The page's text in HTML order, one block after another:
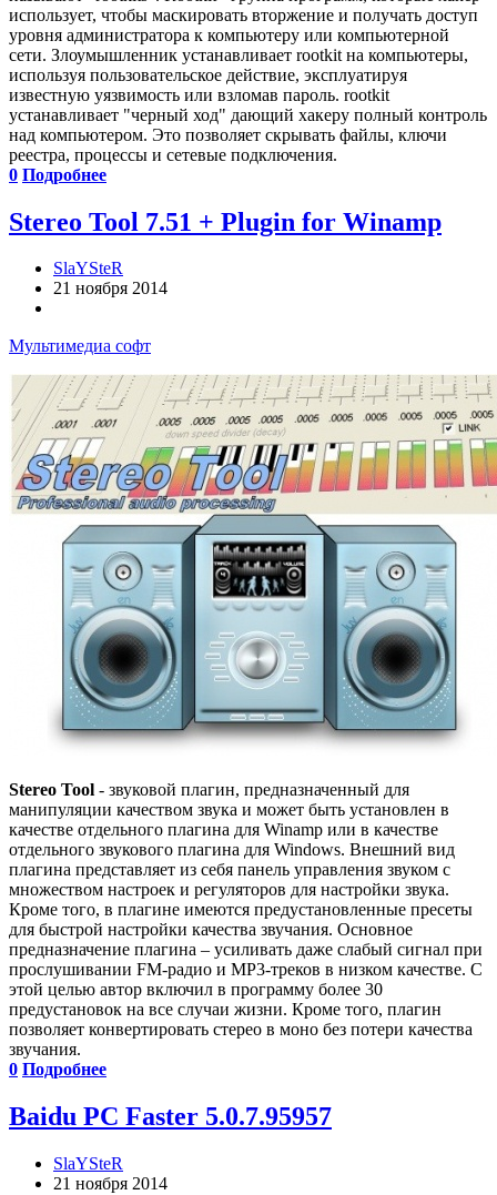
использует, чтобы маскировать вторжение и получать доступ
уровня администратора к компьютеру или компьютерной
сети. Злоумышленник устанавливает rootkit на компьютеры,
используя пользовательское действие, эксплуатируя
известную уязвимость или взломав пароль. rootkit
устанавливает "черный ход" дающий хакеру полный контроль
над компьютером. Это позволяет скрывать файлы, ключи
реестра, процессы и сетевые подключения.
0 Подробнее
Stereo Tool 7.51 + Plugin for Winamp
SlaYSteR
21 ноября 2014
Мультимедиа софт
Stereo Tool - звуковой плагин, предназначенный для
манипуляции качеством звука и может быть установлен в
качестве отдельного плагина для Winamp или в качестве
отдельного звукового плагина для Windows. Внешний вид
плагина представляет из себя панель управления звуком с
множеством настроек и регуляторов для настройки звука.
Кроме того, в плагине имеются предустановленные пресеты
для быстрой настройки качества звучания. Основное
предназначение плагина – усиливать даже слабый сигнал при
прослушивании FM-радио и MP3-треков в низком качестве. С
этой целью автор включил в программу более 30
предустановок на все случаи жизни. Кроме того, плагин
позволяет конвертировать стерео в моно без потери качества
звучания.
0 Подробнее
Baidu PC Faster 5.0.7.95957
SlaYSteR
21 ноября 2014